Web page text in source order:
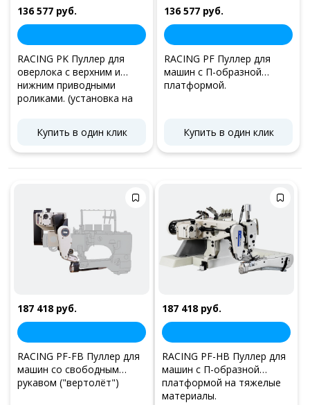
136 577 руб.
RACING PK Пуллер для
оверлока с верхним и
нижним приводными
роликами. (установка на
Купить в один клик
136 577 руб.
RACING PF Пуллер для
машин с П-образной
платформой.
Купить в один клик
187 418 руб.
RACING PF-FB Пуллер для
машин со свободным
рукавом ("вертолёт")
187 418 руб.
RACING PF-HB Пуллер для
машин с П-образной
платформой на тяжелые
материалы.